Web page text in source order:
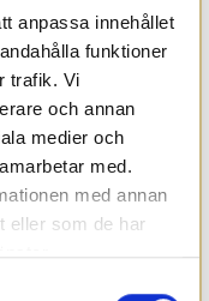
anpassa innehållet
funktioner
trafik. Vi
och annan
medier och
med.
med annan
eller som de har